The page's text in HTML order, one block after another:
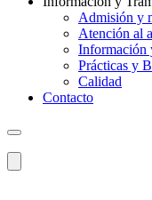
Admisión y
Atención al
Información
Prácticas y
Calidad
Contacto